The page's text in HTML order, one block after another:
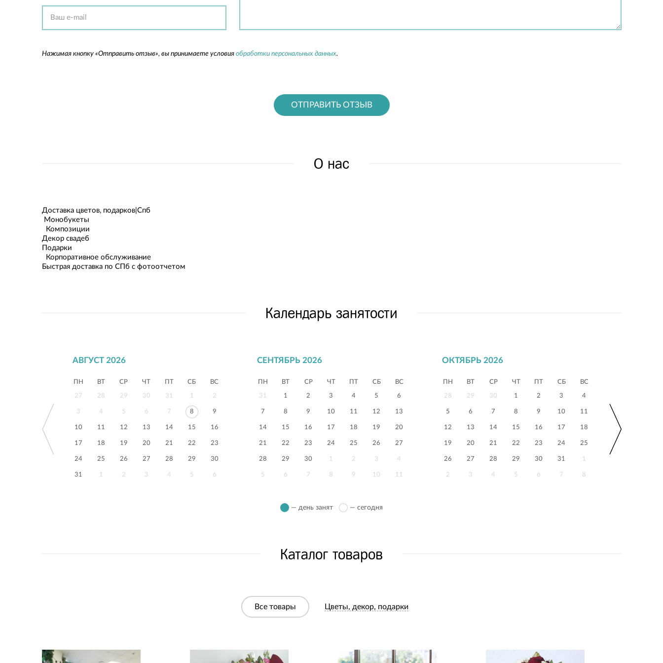
Нажимая кнопку «Отправить отзыв», вы принимаете условия обработки персональных данных.
ОТПРАВИТЬ ОТЗЫВ
О нас
Доставка цветов, подарков|Спб
Монобукеты
Композиции
Декор свадеб
Подарки
Корпоративное обслуживание
Быстрая доставка по СПб с фотоотчетом
Календарь занятости
АВГУСТ 2026
ПН ВТ СР ЧТ ПТ СБ ВС
27 28 29 30 31 1 2
3 4 5 6 7 8 9
10 11 12 13 14 15 16
17 18 19 20 21 22 23
24 25 26 27 28 29 30
31 1 2 3 4 5 6
СЕНТЯБРЬ 2026
ПН ВТ СР ЧТ ПТ СБ ВС
31 1 2 3 4 5 6
7 8 9 10 11 12 13
14 15 16 17 18 19 20
21 22 23 24 25 26 27
28 29 30 1 2 3 4
5 6 7 8 9 10 11
ОКТЯБРЬ 2026
ПН ВТ СР ЧТ ПТ СБ ВС
28 29 30 1 2 3 4
5 6 7 8 9 10 11
12 13 14 15 16 17 18
19 20 21 22 23 24 25
26 27 28 29 30 31 1
2 3 4 5 6 7 8
— день занят — сегодня
Каталог товаров
Все товары Цветы, декор, подарки